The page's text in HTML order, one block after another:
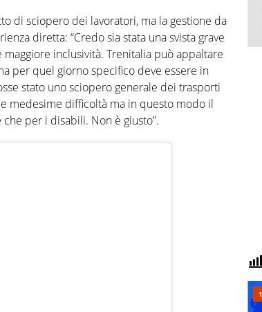
di sciopero dei lavoratori, ma la gestione da
diretta: “Credo sia stata una svista grave
inclusività. Trenitalia può appaltare
per quel giorno specifico deve essere in
stato uno sciopero generale dei trasporti
medesime difficoltà ma in questo modo il
per i disabili. Non è giusto”.